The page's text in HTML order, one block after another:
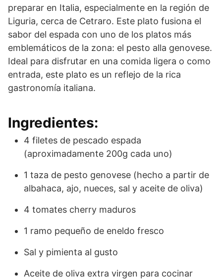
preparar en Italia, especialmente en la región de
Liguria, cerca de Cetraro. Este plato fusiona el
sabor del espada con uno de los platos más
emblemáticos de la zona: el pesto alla genovese.
Ideal para disfrutar en una comida ligera o como
entrada, este plato es un reflejo de la rica
gastronomía italiana.
Ingredientes:
4 filetes de pescado espada
(aproximadamente 200g cada uno)
1 taza de pesto genovese (hecho a partir de
albahaca, ajo, nueces, sal y aceite de oliva)
4 tomates cherry maduros
1 ramo pequeño de eneldo fresco
Sal y pimienta al gusto
Aceite de oliva extra virgen para cocinar